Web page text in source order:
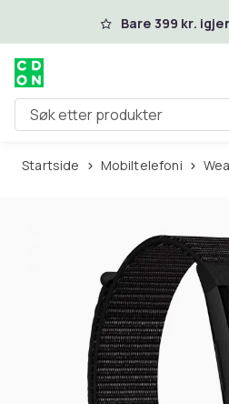
Hopp til hovedinnhold
Bare 399 kr.
Søk etter produkter
Startside Mobiltelefoni